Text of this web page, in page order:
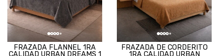
FRAZADA FLANNEL 1RA
CALIDAD URBAN DREAMS 1
FRAZADA DE CORDERITO
1RA CALIDAD URBAN